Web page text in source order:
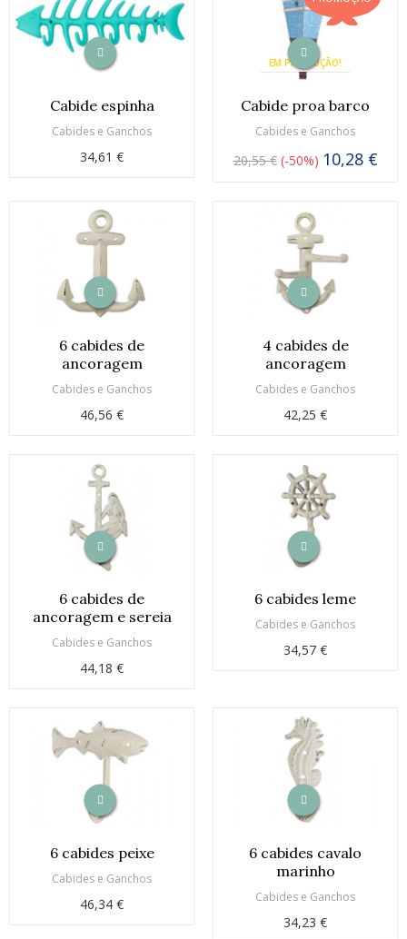
Cabide espinha
Cabides e Ganchos
34,61 €
EM PROMOÇÃO!
Cabide proa barco
Cabides e Ganchos
20,55 € -50% 10,28 €
6 cabides de
ancoragem
Cabides e Ganchos
46,56 €
4 cabides de
ancoragem
Cabides e Ganchos
42,25 €
6 cabides de
ancoragem e sereia
Cabides e Ganchos
44,18 €
6 cabides leme
Cabides e Ganchos
34,57 €
6 cabides peixe
Cabides e Ganchos
46,34 €
6 cabides cavalo
marinho
Cabides e Ganchos
34,23 €